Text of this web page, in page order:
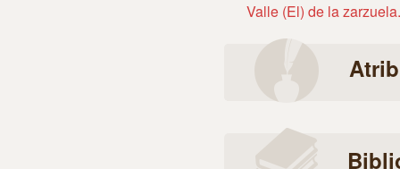
Valle (El) de la